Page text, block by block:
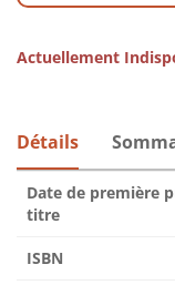
Actuellement
Détails
Date de première
titre
ISBN